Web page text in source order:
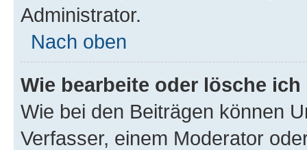
Administrator.
Nach oben
Wie bearbeite oder lösche
Wie bei den Beiträgen können
Verfasser, einem Moderator